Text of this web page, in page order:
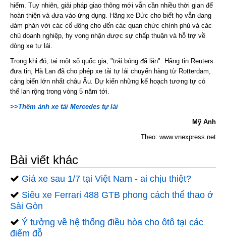
hiểm. Tuy nhiên, giải pháp giao thông mới vẫn cần nhiều thời gian để
hoàn thiện và đưa vào ứng dụng. Hãng xe Đức cho biết họ vẫn đang
đàm phán với các cổ đông cho đến các quan chức chính phủ và các
chủ doanh nghiệp, hy vọng nhận được sự chấp thuận và hỗ trợ về
dòng xe tự lái.
Trong khi đó, tại một số quốc gia, "trái bóng đã lăn". Hãng tin Reuters
đưa tin, Hà Lan đã cho phép xe tải tự lái chuyển hàng từ Rotterdam,
cảng biển lớn nhất châu Âu. Dự kiến những kế hoạch tương tự có
thể lan rộng trong vòng 5 năm tới.
>>Thêm ảnh xe tải Mercedes tự lái
Mỹ Anh
Theo: www.vnexpress.net
Bài viết khác
Giá xe sau 1/7 tại Việt Nam - ai chịu thiệt?
Siêu xe Ferrari 488 GTB phong cách thể thao ở
Sài Gòn
Ý tưởng về hệ thống điều hòa cho ôtô tại các
điểm đỗ